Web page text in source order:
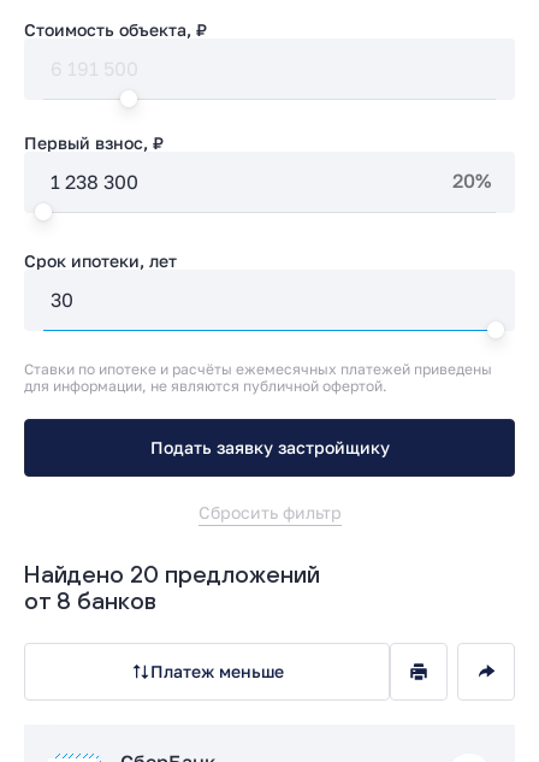
Стоимость объекта, ₽
Первый взнос, ₽
20%
Срок ипотеки, лет
Ставки по ипотеке и расчёты ежемесячных платежей приведены
для информации, не являются публичной офертой.
Подать заявку застройщику
Сбросить фильтр
Найдено 20 предложений
от 8 банков
Платеж меньше